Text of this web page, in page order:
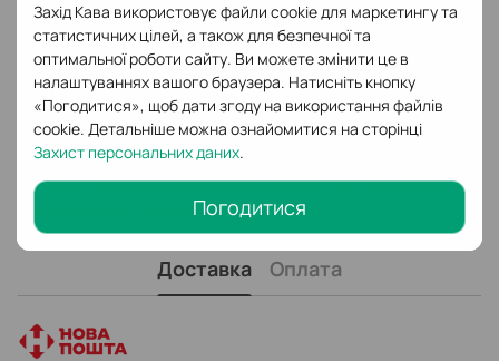
Захід Кава використовує файли cookie для маркетингу та
статистичних цілей, а також для безпечної та
оптимальної роботи сайту. Ви можете змінити це в
налаштуваннях вашого браузера. Натисніть кнопку
«Погодитися», щоб дати згоду на використання файлів
cookie. Детальніше можна ознайомитися на сторінці
Захист персональних даних.
Погодитися
помел для різних методів варіння кави.
Корпус подрібнювача виготовлений з алюмінію, а
ємність для меленої кави - з пластику. Кавомолка
Timemore C2 має дуже стабільну структуру, що
полегшує подрібнення кави різних типів і
твердості. Шліфувальна машина С2, на відміну від
версії С1, має стабілізуючий елемент осі, виготовлений
з металу, а не з пластику.
Доставка Оплата